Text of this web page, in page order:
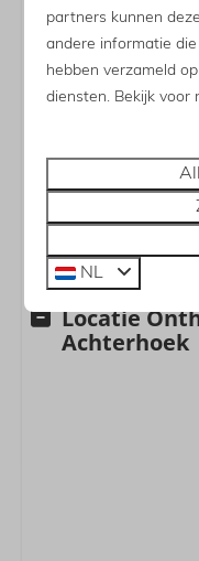
heerlijk kunt
natuur. Het is de
bij te komen van de
Locatie
Achterhoek
partners kunnen
andere informatie
hebben verzameld
diensten. Bekijk voor
NL